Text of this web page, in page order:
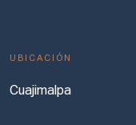
UBICACIÓN
Cuajimalpa